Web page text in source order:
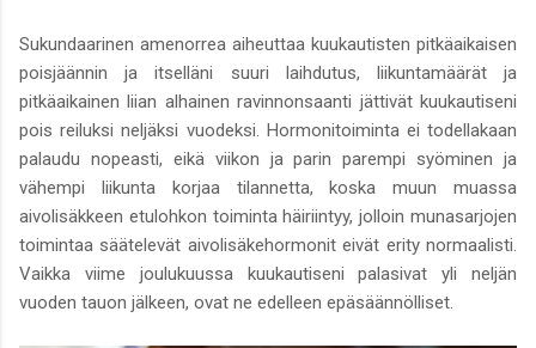
Sukundaarinen amenorrea aiheuttaa kuukautisten pitkäaikaisen
poisjäännin ja itselläni suuri laihdutus, liikuntamäärät ja
pitkäaikainen liian alhainen ravinnonsaanti jättivät kuukautiseni
pois reiluksi neljäksi vuodeksi. Hormonitoiminta ei todellakaan
palaudu nopeasti, eikä viikon ja parin parempi syöminen ja
vähempi liikunta korjaa tilannetta, koska muun muassa
aivolisäkkeen etulohkon toiminta häiriintyy, jolloin munasarjojen
toimintaa säätelevät aivolisäkehormonit eivät erity normaalisti.
Vaikka viime joulukuussa kuukautiseni palasivat yli neljän
vuoden tauon jälkeen, ovat ne edelleen epäsäännölliset.